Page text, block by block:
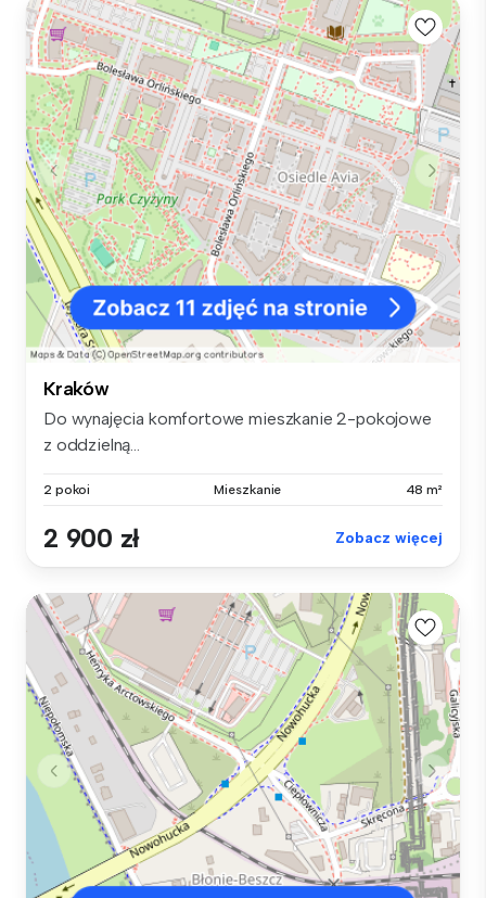
Kraków
Do wynajęcia komfortowe mieszkanie 2-pokojowe
z oddzielną...
2 pokoi Mieszkanie 48 m²
2 900 zł Zobacz więcej